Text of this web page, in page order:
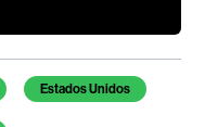
Estados Unidos